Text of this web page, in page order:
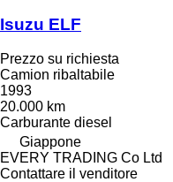
Isuzu ELF
Prezzo su richiesta
Camion ribaltabile
1993
20.000 km
Carburante diesel
Giappone
EVERY TRADING Co Ltd
Contattare il venditore